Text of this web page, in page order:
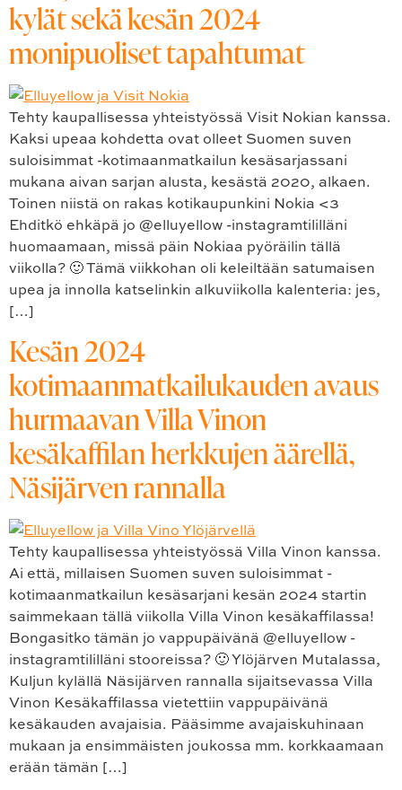
kylät sekä kesän 2024
monipuoliset tapahtumat
Tehty kaupallisessa yhteistyössä Visit Nokian kanssa.
Kaksi upeaa kohdetta ovat olleet Suomen suven
suloisimmat -kotimaanmatkailun kesäsarjassani
mukana aivan sarjan alusta, kesästä 2020, alkaen.
Toinen niistä on rakas kotikaupunkini Nokia <3
Ehditkö ehkäpä jo @elluyellow -instagramtililläni
huomaamaan, missä päin Nokiaa pyöräilin tällä
viikolla? 🙂 Tämä viikkohan oli keleiltään satumaisen
upea ja innolla katselinkin alkuviikolla kalenteria: jes,
[…]
Kesän 2024
kotimaanmatkailukauden avaus
hurmaavan Villa Vinon
kesäkaffilan herkkujen äärellä,
Näsijärven rannalla
Tehty kaupallisessa yhteistyössä Villa Vinon kanssa.
Ai että, millaisen Suomen suven suloisimmat -
kotimaanmatkailun kesäsarjani kesän 2024 startin
saimmekaan tällä viikolla Villa Vinon kesäkaffilassa!
Bongasitko tämän jo vappupäivänä @elluyellow -
instagramtililläni stooreissa? 🙂 Ylöjärven Mutalassa,
Kuljun kylällä Näsijärven rannalla sijaitsevassa Villa
Vinon Kesäkaffilassa vietettiin vappupäivänä
kesäkauden avajaisia. Pääsimme avajaiskuhinaan
mukaan ja ensimmäisten joukossa mm. korkkaamaan
erään tämän […]